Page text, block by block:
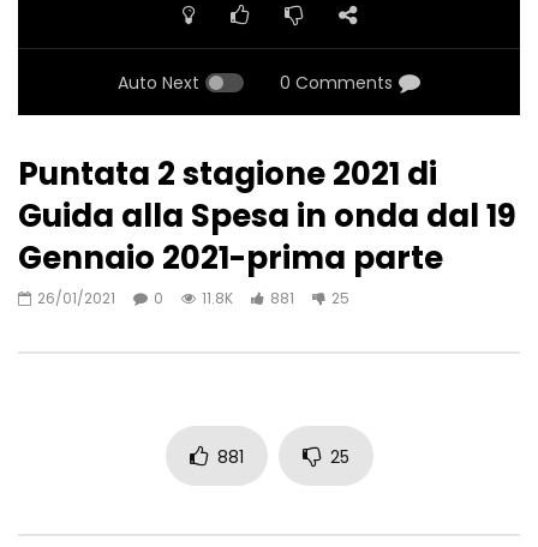
Auto Next 0 Comments
Puntata 2 stagione 2021 di
Guida alla Spesa in onda dal 19
Gennaio 2021-prima parte
26/01/2021 0 11.8K 881 25
881 25